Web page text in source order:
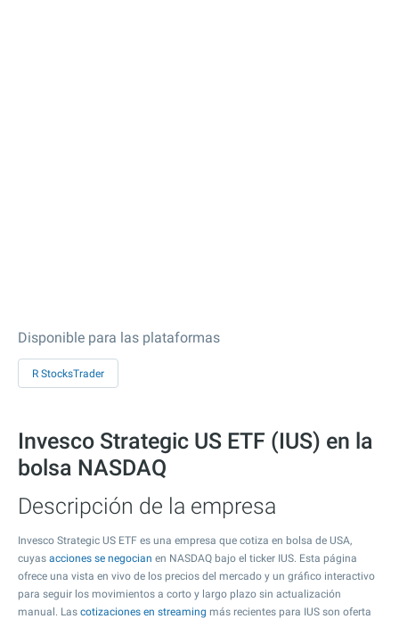
Disponible para las plataformas
R StocksTrader
Invesco Strategic US ETF (IUS) en la
bolsa NASDAQ
Descripción de la empresa
Invesco Strategic US ETF es una empresa que cotiza en bolsa de USA,
cuyas acciones se negocian en NASDAQ bajo el ticker IUS. Esta página
ofrece una vista en vivo de los precios del mercado y un gráfico interactivo
para seguir los movimientos a corto y largo plazo sin actualización
manual. Las cotizaciones en streaming más recientes para IUS son oferta